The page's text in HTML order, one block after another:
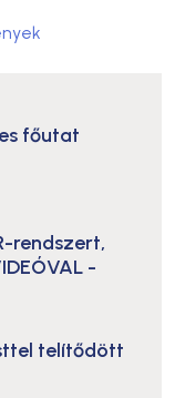
főutat
rendszert,
-
telítődött